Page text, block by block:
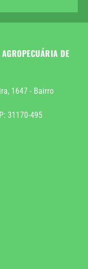
DE
1647 - Bairro
31170-495